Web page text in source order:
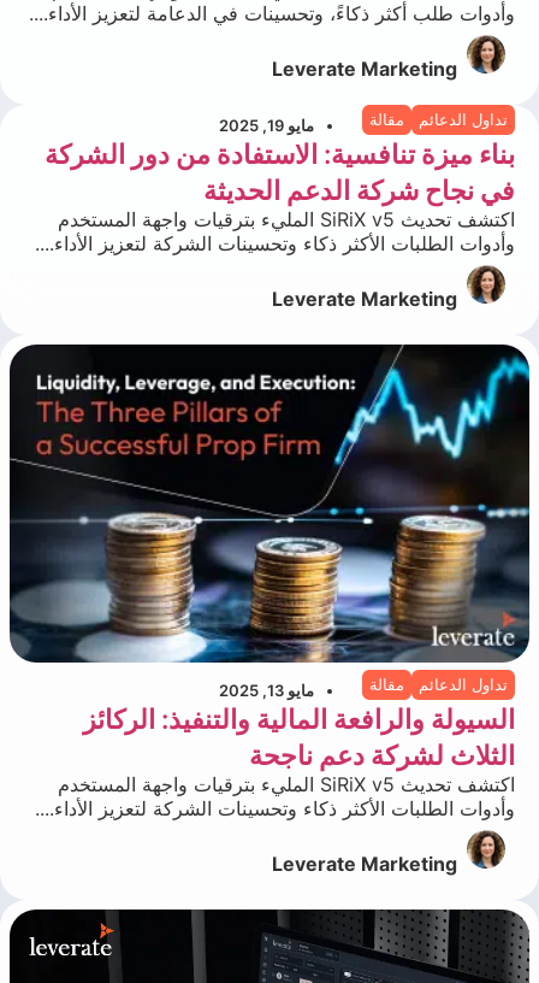
وأدوات طلب أكثر ذكاءً، وتحسينات في الدعامة لتعزيز الأداء....
Leverate Marketing
تداول الدعائم مقالة مايو 19, 2025
بناء ميزة تنافسية: الاستفادة من دور الشركة
في نجاح شركة الدعم الحديثة
اكتشف تحديث SiRiX v5 المليء بترقيات واجهة المستخدم
وأدوات الطلبات الأكثر ذكاء وتحسينات الشركة لتعزيز الأداء....
Leverate Marketing
تداول الدعائم مقالة مايو 13, 2025
السيولة والرافعة المالية والتنفيذ: الركائز
الثلاث لشركة دعم ناجحة
اكتشف تحديث SiRiX v5 المليء بترقيات واجهة المستخدم
وأدوات الطلبات الأكثر ذكاء وتحسينات الشركة لتعزيز الأداء....
Leverate Marketing